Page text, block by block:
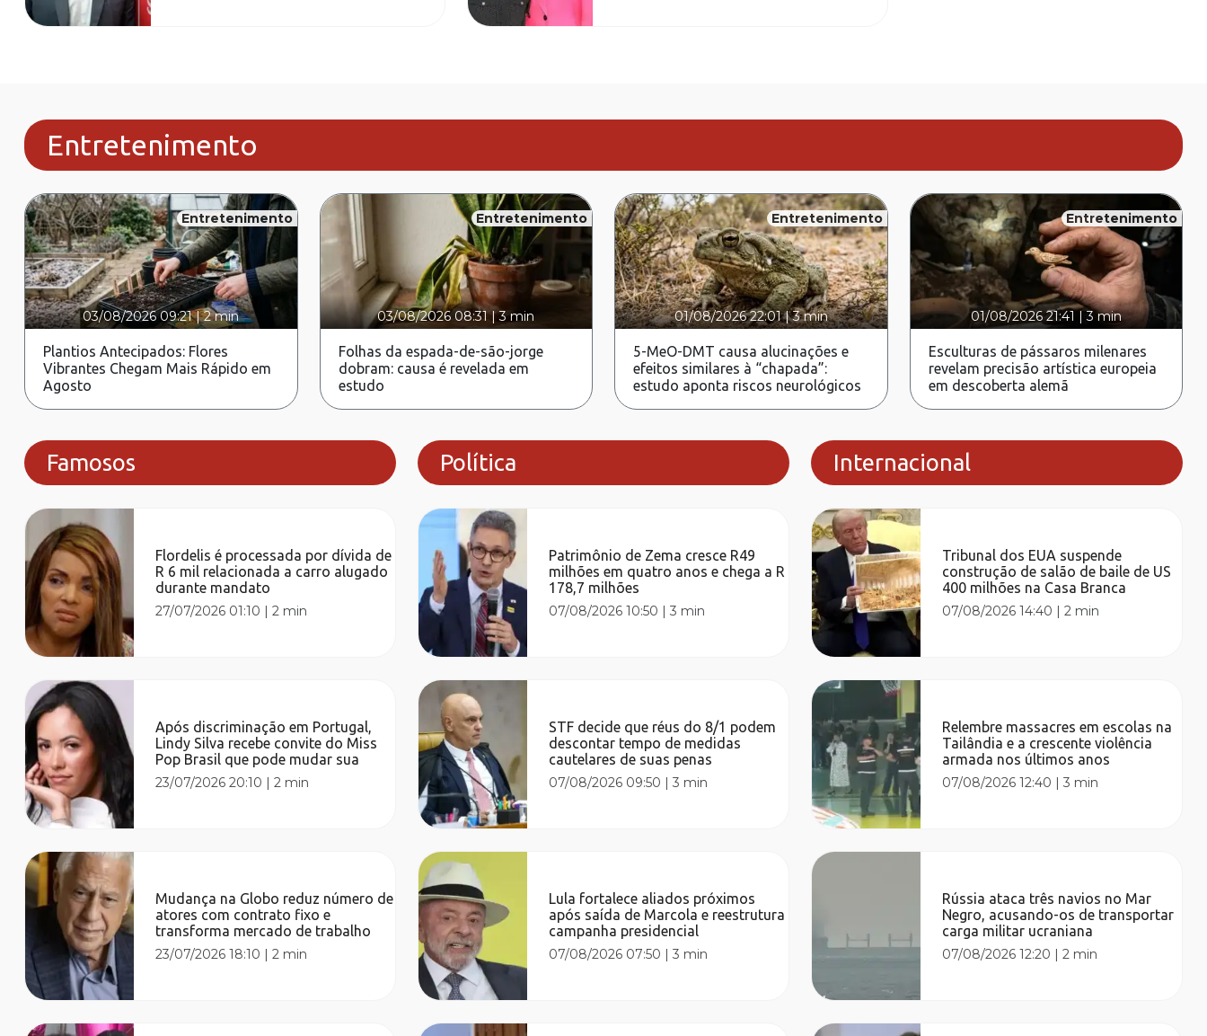
Entretenimento
Entretenimento
03/08/2026 09:21|2 min
Plantios Antecipados: Flores
Vibrantes Chegam Mais Rápido em
Agosto
Entretenimento
03/08/2026 08:31|3 min
Folhas da espada-de-são-jorge
dobram: causa é revelada em
estudo
Entretenimento
01/08/2026 22:01|3 min
5-MeO-DMT causa alucinações e
efeitos similares à “chapada”:
estudo aponta riscos neurológicos
Entretenimento
01/08/2026 21:41 |3 min
Esculturas de pássaros milenares
revelam precisão artística europeia
em descoberta alemã
Famosos
Flordelis é processada por dívida de
R 6 mil relacionada a carro alugado
durante mandato
27/07/2026 01:10 |2 min
Após discriminação em Portugal,
Lindy Silva recebe convite do Miss
Pop Brasil que pode mudar sua
23/07/2026 20:10 |2 min
Mudança na Globo reduz número de
atores com contrato fixo e
transforma mercado de trabalho
23/07/2026 18:10 |2 min
Política
Patrimônio de Zema cresce R49
milhões em quatro anos e chega a R
178,7 milhões
07/08/2026 10:50 |3 min
STF decide que réus do 8/1 podem
descontar tempo de medidas
cautelares de suas penas
07/08/2026 09:50 |3 min
Lula fortalece aliados próximos
após saída de Marcola e reestrutura
campanha presidencial
07/08/2026 07:50 |3 min
Internacional
Tribunal dos EUA suspende
construção de salão de baile de US
400 milhões na Casa Branca
07/08/2026 14:40 |2 min
Relembre massacres em escolas na
Tailândia e a crescente violência
armada nos últimos anos
07/08/2026 12:40 |3 min
Rússia ataca três navios no Mar
Negro, acusando-os de transportar
carga militar ucraniana
07/08/2026 12:20 |2 min